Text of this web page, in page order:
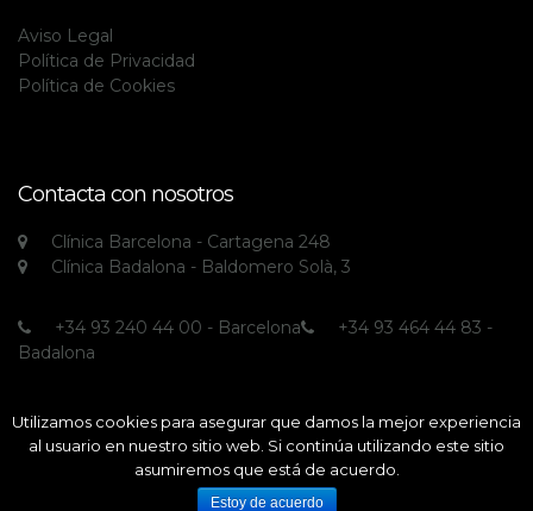
Aviso Legal
Política de Privacidad
Política de Cookies
Contacta con nosotros
Clínica Barcelona - Cartagena 248
Clínica Badalona - Baldomero Solà, 3
+34 93 240 44 00 - Barcelona
+34 93 464 44 83 -
Badalona
All rights reserved © Clínica Echarri
Utilizamos cookies para asegurar que damos la mejor experiencia
al usuario en nuestro sitio web. Si continúa utilizando este sitio
asumiremos que está de acuerdo.
Estoy de acuerdo